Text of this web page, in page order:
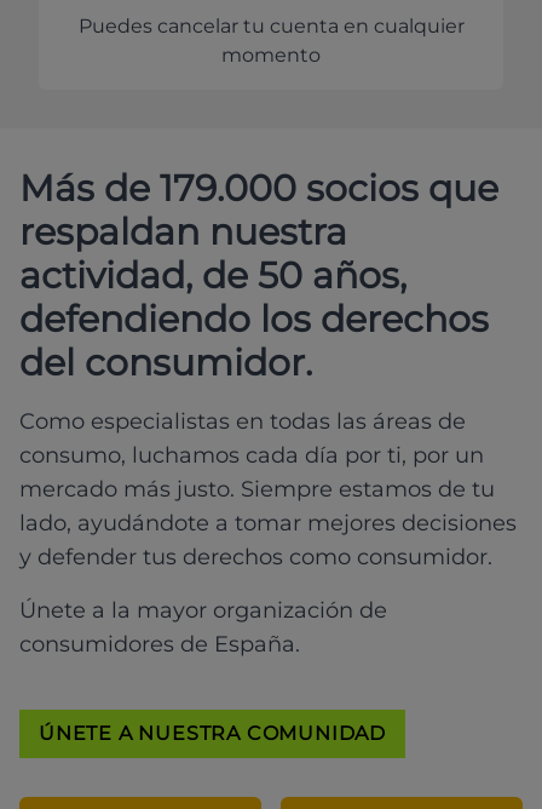
Puedes cancelar tu cuenta en cualquier
momento
Más de 179.000 socios que
respaldan nuestra
actividad, de 50 años,
defendiendo los derechos
del consumidor.
Como especialistas en todas las áreas de
consumo, luchamos cada día por ti, por un
mercado más justo. Siempre estamos de tu
lado, ayudándote a tomar mejores decisiones
y defender tus derechos como consumidor.
Únete a la mayor organización de
consumidores de España.
ÚNETE A NUESTRA COMUNIDAD